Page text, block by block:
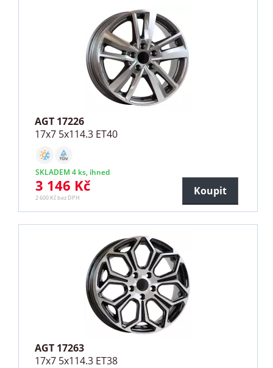
AGT 17226
17x7 5x114.3 ET40
SKLADEM 4 ks, ihned
3 146 Kč
2 600 Kč bez DPH
Koupit
AGT 17263
17x7 5x114.3 ET38